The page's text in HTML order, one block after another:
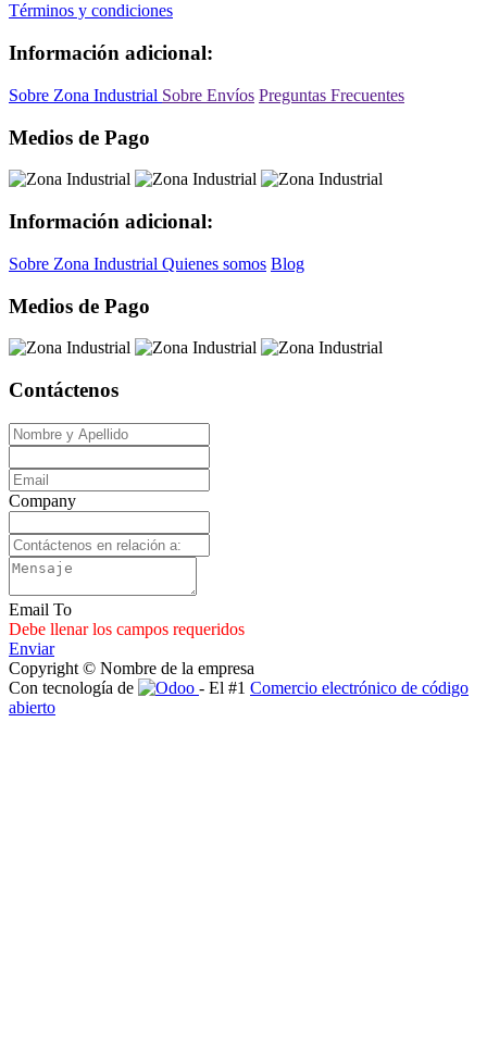
Términos y condiciones
Información adicional:
Sobre Zona Industrial Sobre Envíos Preguntas Frecuentes
Medios de Pago
Información adicional:
Sobre Zona Industrial Quienes somos Blog
Medios de Pago
Contáctenos
Company
Email To
Debe llenar los campos requeridos
Enviar
Copyright © Nombre de la empresa
Con tecnología de
- El #1 Comercio electrónico de código
abierto